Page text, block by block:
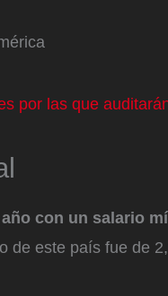
por las que
con un salario
de este país fue de